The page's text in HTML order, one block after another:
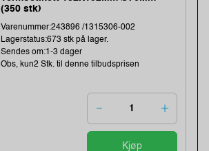
(350 stk)
Varenummer:243896 /1315306-002
Lagerstatus:673 stk på lager.
Sendes om:1-3 dager
Obs, kun2 Stk. til denne tilbudsprisen
Kjøp